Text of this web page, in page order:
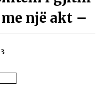
një akt –